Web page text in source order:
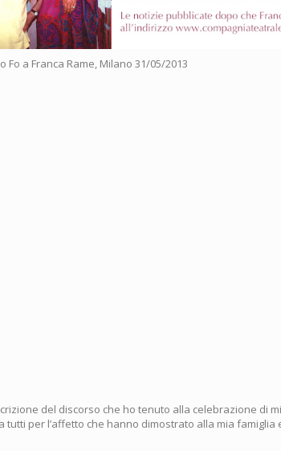
Fo a Franca Rame, Milano 31/05/2013
del discorso che ho tenuto alla celebrazione di
tutti per l’affetto che hanno dimostrato alla mia famiglia